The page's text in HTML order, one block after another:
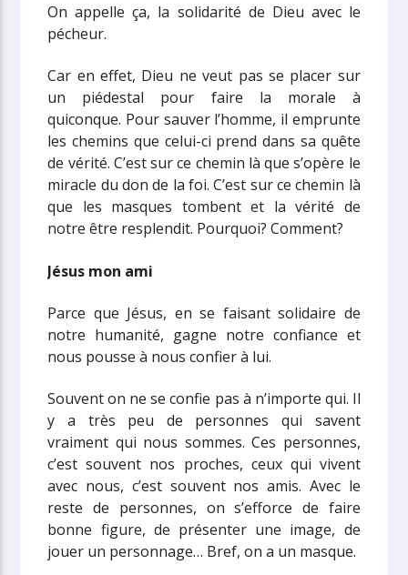
On appelle ça, la solidarité de Dieu avec le
pécheur.
Car en effet, Dieu ne veut pas se placer sur
un piédestal pour faire la morale à
quiconque. Pour sauver l’homme, il emprunte
les chemins que celui-ci prend dans sa quête
de vérité. C’est sur ce chemin là que s’opère le
miracle du don de la foi. C’est sur ce chemin là
que les masques tombent et la vérité de
notre être resplendit. Pourquoi? Comment?
Jésus mon ami
Parce que Jésus, en se faisant solidaire de
notre humanité, gagne notre confiance et
nous pousse à nous confier à lui.
Souvent on ne se confie pas à n’importe qui. Il
y a très peu de personnes qui savent
vraiment qui nous sommes. Ces personnes,
c’est souvent nos proches, ceux qui vivent
avec nous, c’est souvent nos amis. Avec le
reste de personnes, on s’efforce de faire
bonne figure, de présenter une image, de
jouer un personnage… Bref, on a un masque.